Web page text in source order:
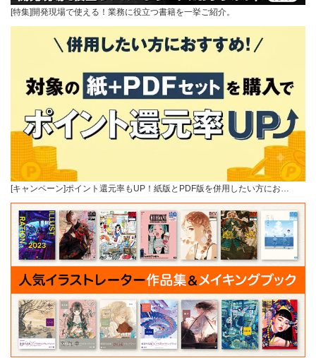
[特集]開発現場で使える！業務に役立つ書籍を一挙ご紹介。
[キャンペーン]ポイント還元率もUP！紙版とPDF版を併用したい方にお…